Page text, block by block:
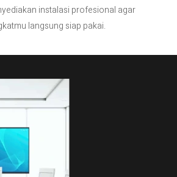
instalasi profesional agar
langsung siap pakai.